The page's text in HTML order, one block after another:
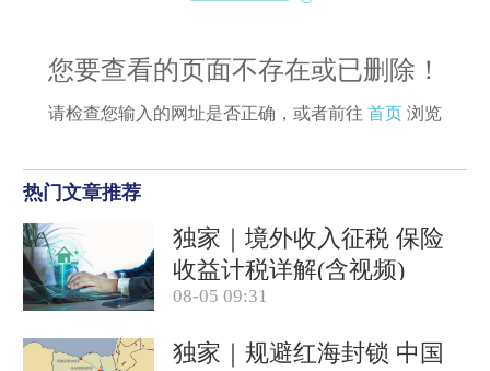
您要查看的页面不存在或已删除！
请检查您输入的网址是否正确，或者前往 首页 浏览
热门文章推荐
独家｜境外收入征税 保险
收益计税详解(含视频)
08-05 09:31
独家｜规避红海封锁 中国